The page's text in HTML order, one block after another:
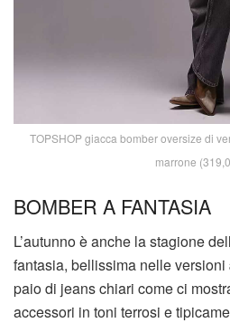
TOPSHOP giacca bomber oversize di
marrone
BOMBER A FANTASIA
L’autunno è anche la stagione
fantasia, bellissima nelle versioni
paio di jeans chiari come ci
accessori in toni terrosi e